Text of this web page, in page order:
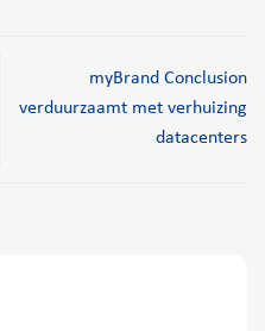
myBrand Conclusion
verduurzaamt met verhuizing
datacenters